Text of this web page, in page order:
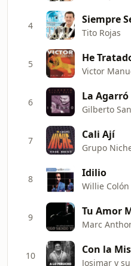
4 Siempre
Tito Rojas
5 He
Victor
6 La
Gilberto
7 Cali Ají
Grupo
8 Idilio
Willie Colón
9
Marc
10 Con la
Josimar y